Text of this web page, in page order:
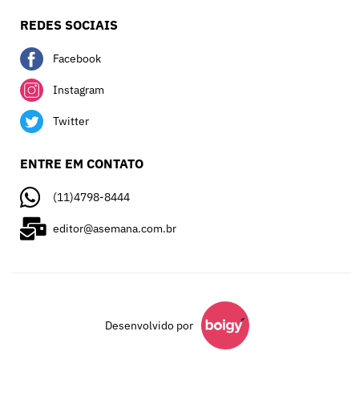
REDES SOCIAIS
Facebook
Instagram
Twitter
ENTRE EM CONTATO
(11)4798-8444
editor@asemana.com.br
Desenvolvido por